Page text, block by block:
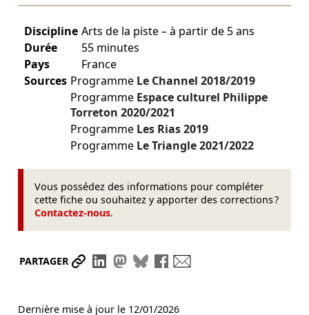
Discipline Arts de la piste – à partir de 5 ans
Durée
55 minutes
Pays
France
Sources Programme Le Channel 2018/2019
Programme Espace culturel Philippe
Torreton 2020/2021
Programme Les Rias2019
Programme Le Triangle2021/2022
Vous possédez des informations pour compléter
cette fiche ou souhaitez y apporter des corrections ?
Contactez-nous.
PARTAGER Partager le lien
Partager sur LinkedIn
Partager sur Mastodon
Partager sur Bluesky
Partager sur Facebook
Dernière mise à jour le 12/01/2026